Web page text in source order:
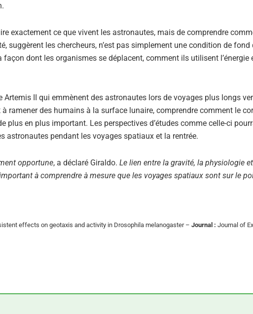
exactement ce que vivent les astronautes, mais de comprendre
suggèrent les chercheurs, n’est pas simplement une condition de fond
façon dont les organismes se déplacent, comment ils utilisent l’énergie
II qui emmènent des astronautes lors de voyages plus longs
ramener des humains à la surface lunaire, comprendre comment le
plus en plus important. Les perspectives d’études comme celle-ci
astronautes pendant les voyages spatiaux et la rentrée.
opportune, a déclaré Giraldo. Le lien entre la gravité, la physiologie
à comprendre à mesure que les voyages spatiaux sont sur le
effects on geotaxis and activity in Drosophila melanogaster – Journal : Journal of